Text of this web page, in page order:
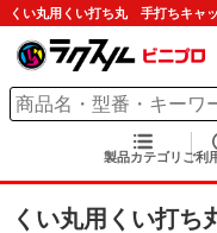
くい丸用くい打ち丸 手打ちキャ
製品カテゴリ ご利
くい丸用くい打